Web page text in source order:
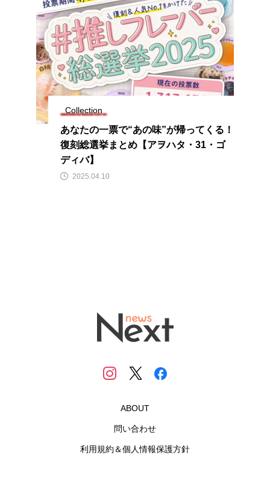
Collection
あなたの一票で“あの味”が帰ってくる！
復刻総選挙まとめ【アヲハタ・31・ゴ
ディバ】
2025.04.10
ABOUT
問い合わせ
利用規約＆個人情報保護方針